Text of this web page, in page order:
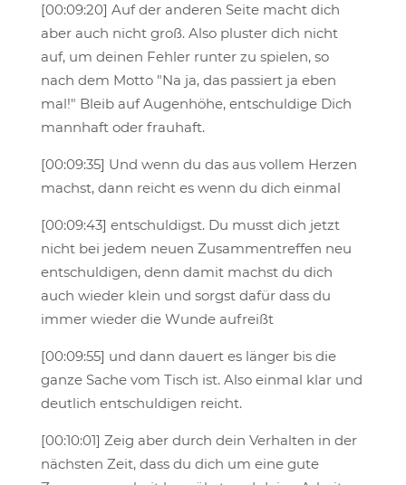
[00:09:20] Auf der anderen Seite macht dich
aber auch nicht groß. Also pluster dich nicht
auf, um deinen Fehler runter zu spielen, so
nach dem Motto "Na ja, das passiert ja eben
mal!" Bleib auf Augenhöhe, entschuldige Dich
mannhaft oder frauhaft.
[00:09:35] Und wenn du das aus vollem Herzen
machst, dann reicht es wenn du dich einmal
[00:09:43] entschuldigst. Du musst dich jetzt
nicht bei jedem neuen Zusammentreffen neu
entschuldigen, denn damit machst du dich
auch wieder klein und sorgst dafür dass du
immer wieder die Wunde aufreißt
[00:09:55] und dann dauert es länger bis die
ganze Sache vom Tisch ist. Also einmal klar und
deutlich entschuldigen reicht.
[00:10:01] Zeig aber durch dein Verhalten in der
nächsten Zeit, dass du dich um eine gute